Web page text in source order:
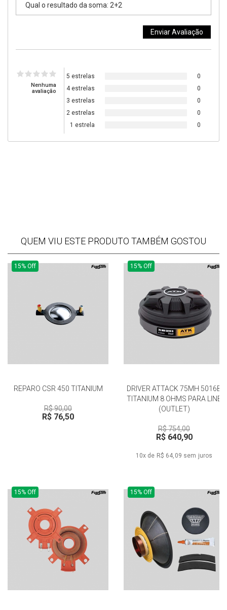
Nenhuma
avaliação
5 estrelas
0
4 estrelas
0
3 estrelas
0
2 estrelas
0
1 estrela
0
QUEM VIU ESTE PRODUTO TAMBÉM GOSTOU
15% Off
REPARO CSR 450 TITANIUM
R$ 90,00
R$ 76,50
15% Off
DRIVER ATTACK 75MH 5016B
TITANIUM 8 OHMS PARA LINE
(OUTLET)
R$ 754,00
R$ 640,90
10x de R$ 64,09 sem juros
15% Off 15% Off